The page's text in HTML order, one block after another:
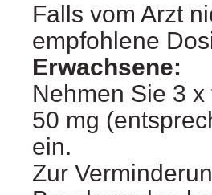
Falls vom Arzt
empfohlene
Erwachsene:
Nehmen Sie 3
50 mg
ein.
Zur